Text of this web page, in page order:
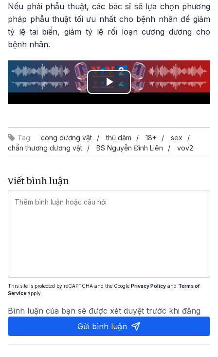
Nếu phải phẫu thuật, các bác sĩ sẽ lựa chọn phương
pháp phẫu thuật tối ưu nhất cho bệnh nhân để giảm
tỷ lệ tai biến, giảm tỷ lệ rối loạn cương dương cho
bệnh nhân.
Play
Tag: cong dương vật thủ dâm 18+
sex
chấn thương dương vật
BS Nguyễn Đình Liên vov2
Viết bình luận
This site is protected by reCAPTCHA and the Google Privacy Policy and Terms of
Service apply.
Bình luận của bạn sẽ được xét duyệt trước khi đăng
Gửi bình luận